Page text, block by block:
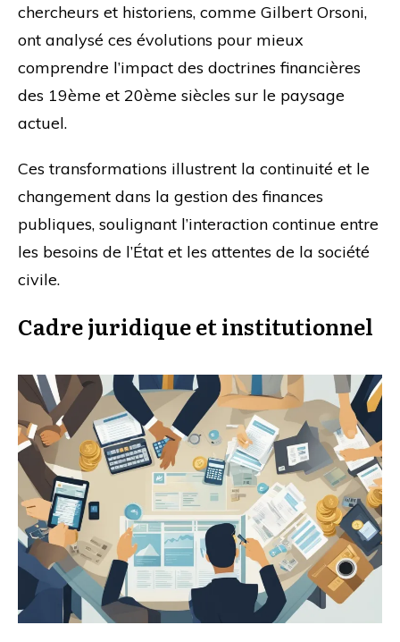
chercheurs et historiens, comme Gilbert Orsoni,
ont analysé ces évolutions pour mieux
comprendre l’impact des doctrines financières
des 19ème et 20ème siècles sur le paysage
actuel.
Ces transformations illustrent la continuité et le
changement dans la gestion des finances
publiques, soulignant l’interaction continue entre
les besoins de l’État et les attentes de la société
civile.
Cadre juridique et institutionnel